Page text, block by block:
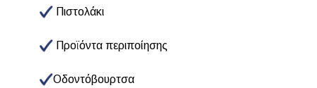
Πιστολάκι
Προϊόντα περιποίησης
Οδοντόβουρτσα